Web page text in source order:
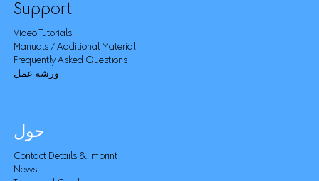
Support
Video Tutorials
Manuals / Additional Material
Frequently Asked Questions
ورشة عمل
حول
Contact Details & Imprint
News